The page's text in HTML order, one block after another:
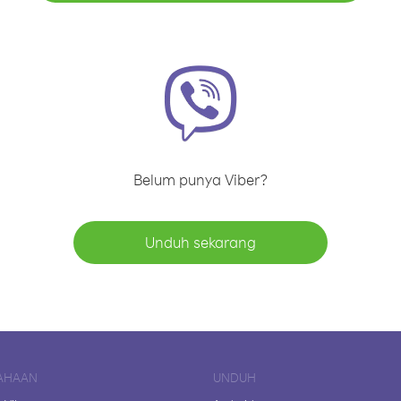
Belum punya Viber?
Unduh sekarang
UNDUH